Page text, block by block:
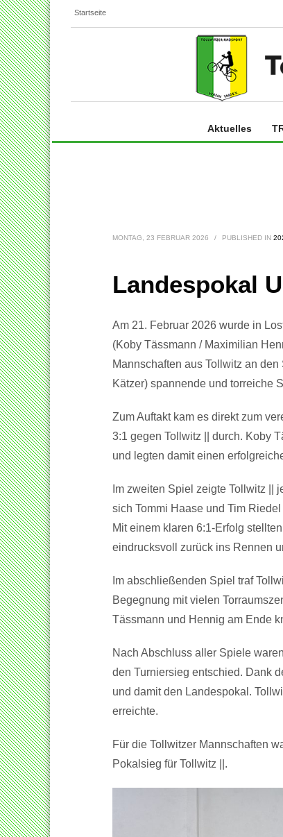
Startseite
Aktuelles
MONTAG, 23 FEBRUAR 2026 / PUBLISHED IN
Landespokal
Am 21. Februar 2026 wurde in
(Koby Tässmann / Maximilian
Mannschaften aus Tollwitz an
Kätzer) spannende und torreiche
Zum Auftakt kam es direkt zum
3:1 gegen Tollwitz || durch. Koby
und legten damit einen
Im zweiten Spiel zeigte Tollwitz ||
sich Tommi Haase und Tim
Mit einem klaren 6:1-Erfolg
eindrucksvoll zurück ins Rennen
Im abschließenden Spiel traf
Begegnung mit vielen
Tässmann und Hennig am Ende
Nach Abschluss aller Spiele
den Turniersieg entschied. Dank
und damit den Landespokal.
erreichte.
Für die Tollwitzer Mannschaften
Pokalsieg für Tollwitz ||.